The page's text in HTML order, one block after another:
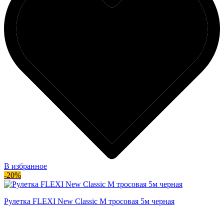
В избранное
-20%
Рулетка FLEXI New Classic М тросовая 5м черная